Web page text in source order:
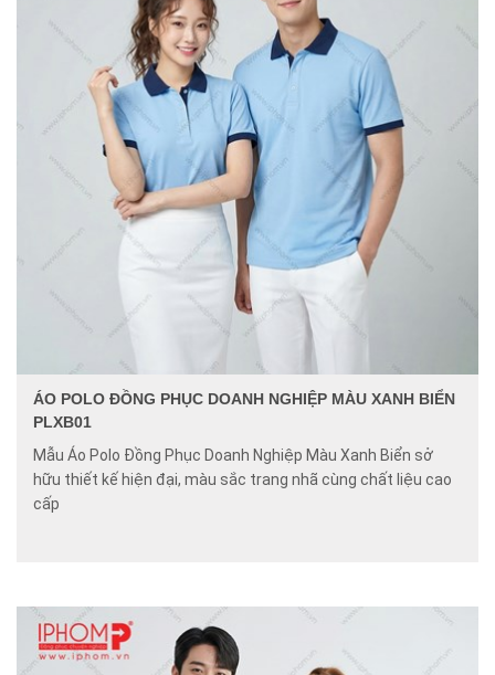
ÁO POLO ĐỒNG PHỤC DOANH NGHIỆP MÀU XANH BIỂN
PLXB01
Mẫu Áo Polo Đồng Phục Doanh Nghiệp Màu Xanh Biển sở
hữu thiết kế hiện đại, màu sắc trang nhã cùng chất liệu cao
cấp